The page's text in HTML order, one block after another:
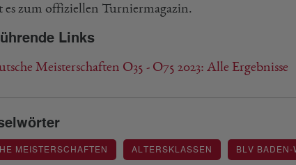
es zum offiziellen Turniermagazin.
Links
Meisterschaften O35 - O75 2023: Alle Ergebnisse
MEISTERSCHAFTEN ALTERSKLASSEN BLV BADEN-